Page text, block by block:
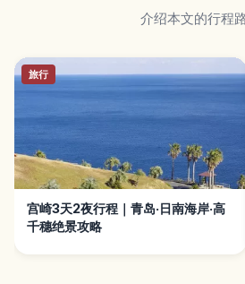
介绍本文的行程
旅行
宫崎3天2夜行程｜青岛·日南海岸·高
千穗绝景攻略